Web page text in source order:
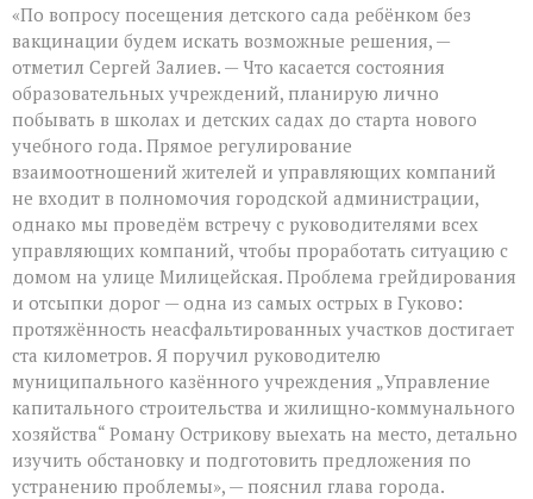
«По вопросу посещения детского сада ребёнком без
вакцинации будем искать возможные решения, —
отметил Сергей Залиев. — Что касается состояния
образовательных учреждений, планирую лично
побывать в школах и детских садах до старта нового
учебного года. Прямое регулирование
взаимоотношений жителей и управляющих компаний
не входит в полномочия городской администрации,
однако мы проведём встречу с руководителями всех
управляющих компаний, чтобы проработать ситуацию с
домом на улице Милицейская. Проблема грейдирования
и отсыпки дорог — одна из самых острых в Гуково:
протяжённость неасфальтированных участков достигает
ста километров. Я поручил руководителю
муниципального казённого учреждения „Управление
капитального строительства и жилищно‑коммунального
хозяйства“ Роману Острикову выехать на место, детально
изучить обстановку и подготовить предложения по
устранению проблемы», — пояснил глава города.